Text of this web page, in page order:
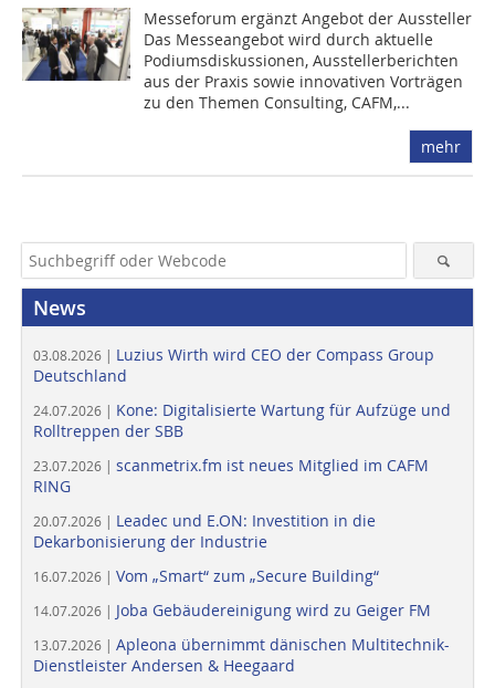
Messeforum ergänzt Angebot der Aussteller
Das Messeangebot wird durch aktuelle
Podiumsdiskussionen, Ausstellerberichten
aus der Praxis sowie innovativen Vorträgen
zu den Themen Consulting, CAFM,...
mehr
News
03.08.2026 | Luzius Wirth wird CEO der Compass Group
Deutschland
24.07.2026 | Kone: Digitalisierte Wartung für Aufzüge und
Rolltreppen der SBB
23.07.2026 | scanmetrix.fm ist neues Mitglied im CAFM
RING
20.07.2026 | Leadec und E.ON: Investition in die
Dekarbonisierung der Industrie
16.07.2026 | Vom „Smart“ zum „Secure Building“
14.07.2026 | Joba Gebäudereinigung wird zu Geiger FM
13.07.2026 | Apleona übernimmt dänischen Multitechnik-
Dienstleister Andersen & Heegaard